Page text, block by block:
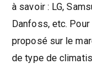
à savoir : LG,
Danfoss, etc.
proposé sur le
de type de